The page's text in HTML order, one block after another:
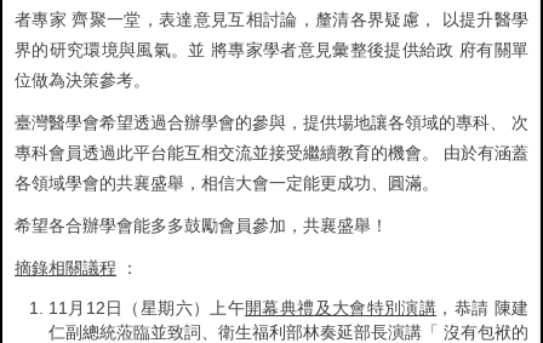
者專家 齊聚一堂，表達意見互相討論，釐清各界疑慮， 以提升醫學
界的研究環境與風氣。並 將專家學者意見彙整後提供給政 府有關單
位做為決策參考。
臺灣醫學會希望透過合辦學會的參與，提供場地讓各領域的專科、 次
專科會員透過此平台能互相交流並接受繼續教育的機會。 由於有涵蓋
各領域學會的共襄盛舉，相信大會一定能更成功、圓滿。
希望各合辦學會能多多鼓勵會員參加，共襄盛舉！
摘錄相關議程 ：
11月12日（星期六）上午開幕典禮及大會特別演講 ，恭請 陳建
仁副總統蒞臨並致詞、衛生福利部林奏延部長演講「 沒有包袱的